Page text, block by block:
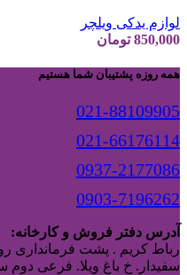
لوازم یدکی ویلچر
850,000 تومان
همه روزه پشتیبان شما هستیم
021-88109905
021-66176114
0937-2177086
0903-7196262
آدرس دفتر فروش و کارخانه:
رباط کریم . پشت فرمانداری
سفیدار. خ باغ ویلا. فرعی دوم